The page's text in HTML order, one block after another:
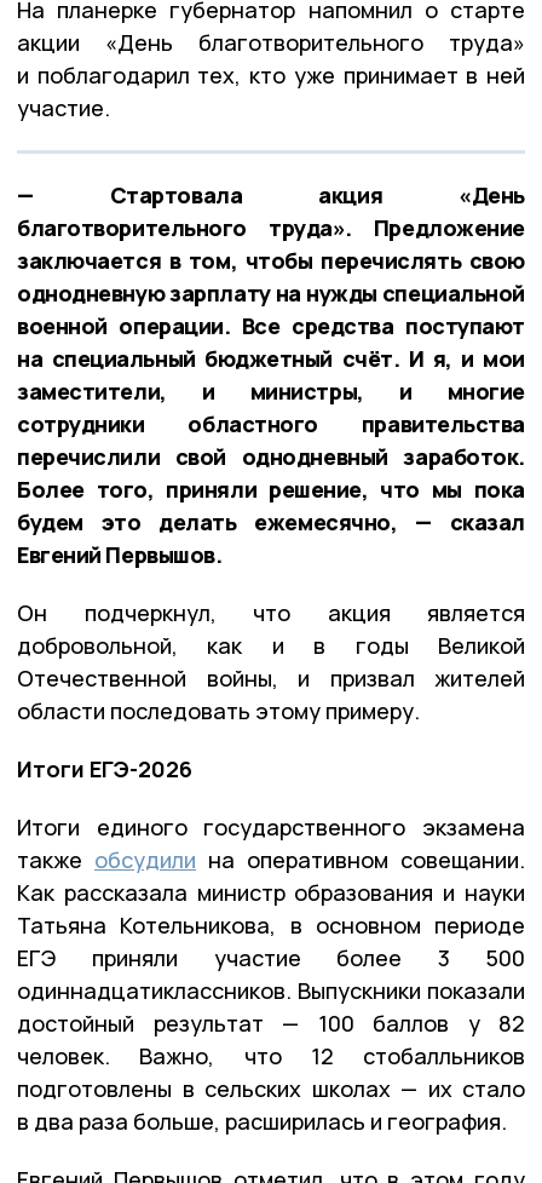
На планерке губернатор напомнил о старте
акции «День благотворительного труда»
и поблагодарил тех, кто уже принимает в ней
участие.
— Стартовала акция «День
благотворительного труда». Предложение
заключается в том, чтобы перечислять свою
однодневную зарплату на нужды специальной
военной операции. Все средства поступают
на специальный бюджетный счёт. И я, и мои
заместители, и министры, и многие
сотрудники областного правительства
перечислили свой однодневный заработок.
Более того, приняли решение, что мы пока
будем это делать ежемесячно, — сказал
Евгений Первышов.
Он подчеркнул, что акция является
добровольной, как и в годы Великой
Отечественной войны, и призвал жителей
области последовать этому примеру.
Итоги ЕГЭ-2026
Итоги единого государственного экзамена
также обсудили на оперативном совещании.
Как рассказала министр образования и науки
Татьяна Котельникова, в основном периоде
ЕГЭ приняли участие более 3 500
одиннадцатиклассников. Выпускники показали
достойный результат — 100 баллов у 82
человек. Важно, что 12 стобалльников
подготовлены в сельских школах — их стало
в два раза больше, расширилась и география.